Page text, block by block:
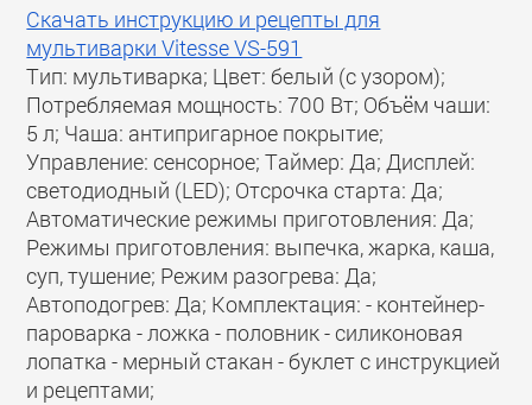
Скачать инструкцию и рецепты для
мультиварки Vitesse VS-591
Тип: мультиварка; Цвет: белый (с узором);
Потребляемая мощность: 700 Вт; Объём чаши:
5 л; Чаша: антипригарное покрытие;
Управление: сенсорное; Таймер: Да; Дисплей:
светодиодный (LED); Отсрочка старта: Да;
Автоматические режимы приготовления: Да;
Режимы приготовления: выпечка, жарка, каша,
суп, тушение; Режим разогрева: Да;
Автоподогрев: Да; Комплектация: - контейнер-
пароварка - ложка - половник - силиконовая
лопатка - мерный стакан - буклет с инструкцией
и рецептами;